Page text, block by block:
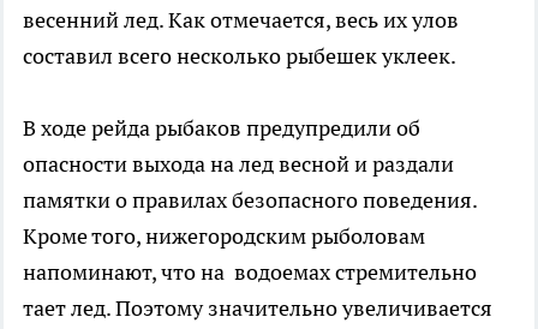
весенний лед. Как отмечается, весь их улов
составил всего несколько рыбешек уклеек.
В ходе рейда рыбаков предупредили об
опасности выхода на лед весной и раздали
памятки о правилах безопасного поведения.
Кроме того, нижегородским рыболовам
напоминают, что на водоемах стремительно
тает лед. Поэтому значительно увеличивается